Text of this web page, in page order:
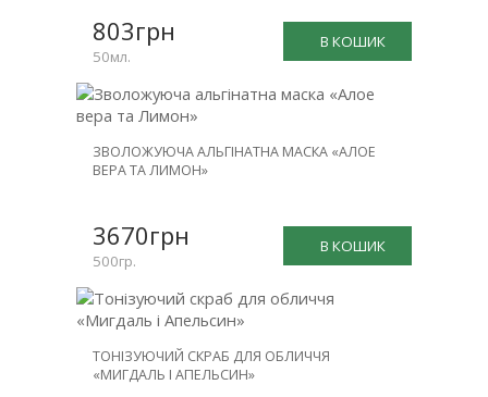
В КОШИК
803грн
50мл.
ЗВОЛОЖУЮЧА АЛЬГІНАТНА МАСКА «АЛОЕ
ВЕРА ТА ЛИМОН»
В КОШИК
3670грн
500гр.
ТОНІЗУЮЧИЙ СКРАБ ДЛЯ ОБЛИЧЧЯ
«МИГДАЛЬ І АПЕЛЬСИН»